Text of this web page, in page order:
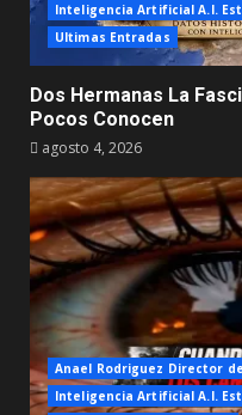
Inteligencia Artificial A.I.
Ultimas Entradas
Dos Hermanas La
Pocos Conocen
agosto 4, 2026
Anael Rodriguez Director
Inteligencia Artificial A.I.